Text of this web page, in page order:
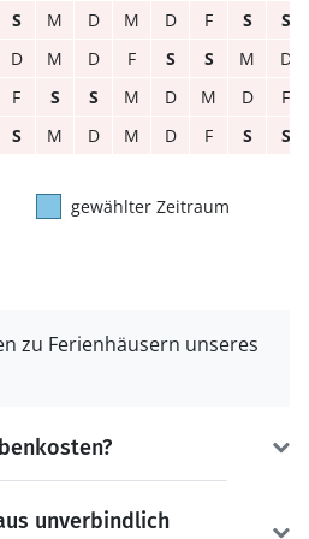
S M D M D F S
S
D M D F S S M
D
F S S M D M D
F
S M D M D F S S
gewählter Zeitraum
zu Ferienhäusern unseres
unverbindlich